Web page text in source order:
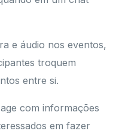
e áudio nos eventos,
troquem
entre si.
com informações
em fazer